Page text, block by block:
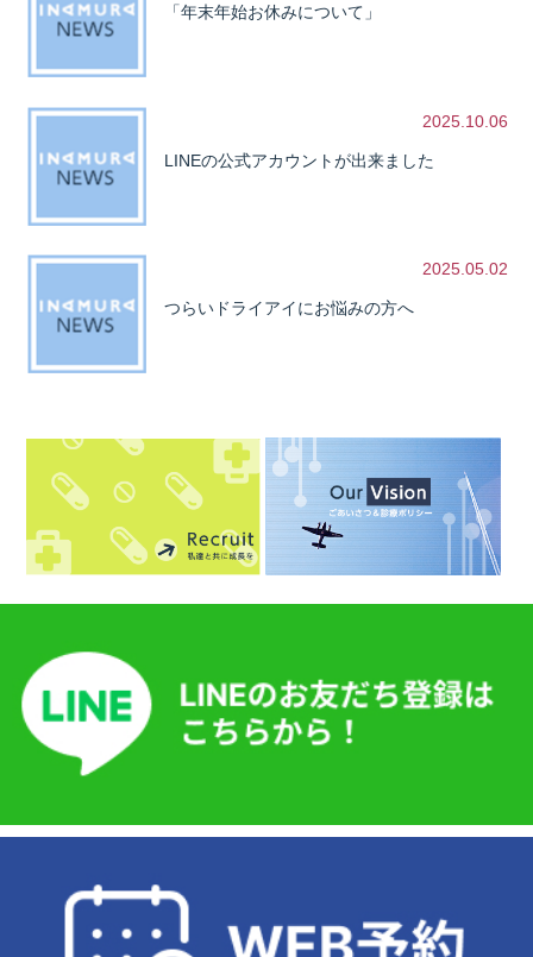
「年末年始お休みについて」
2025.10.06
LINEの公式アカウントが出来ました
2025.05.02
つらいドライアイにお悩みの方へ